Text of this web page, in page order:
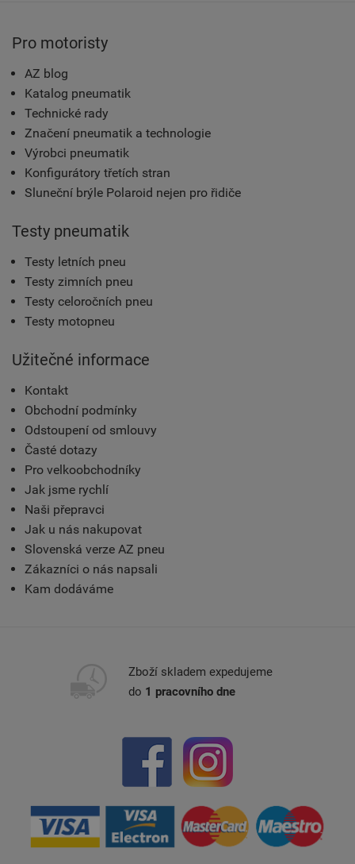
Pro motoristy
AZ blog
Katalog pneumatik
Technické rady
Značení pneumatik a technologie
Výrobci pneumatik
Konfigurátory třetích stran
Sluneční brýle Polaroid nejen pro řidiče
Testy pneumatik
Testy letních pneu
Testy zimních pneu
Testy celoročních pneu
Testy motopneu
Užitečné informace
Kontakt
Obchodní podmínky
Odstoupení od smlouvy
Časté dotazy
Pro velkoobchodníky
Jak jsme rychlí
Naši přepravci
Jak u nás nakupovat
Slovenská verze AZ pneu
Zákazníci o nás napsali
Kam dodáváme
Zboží skladem expedujeme
do 1 pracovního dne